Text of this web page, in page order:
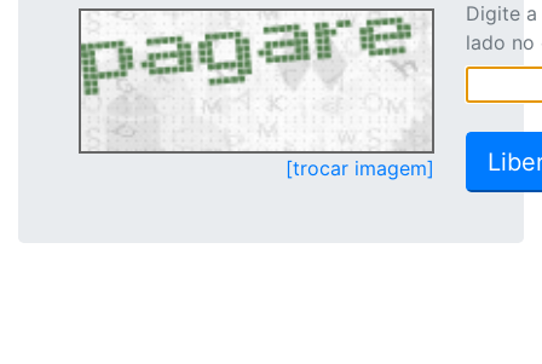
[trocar imagem]
Digite
lado no